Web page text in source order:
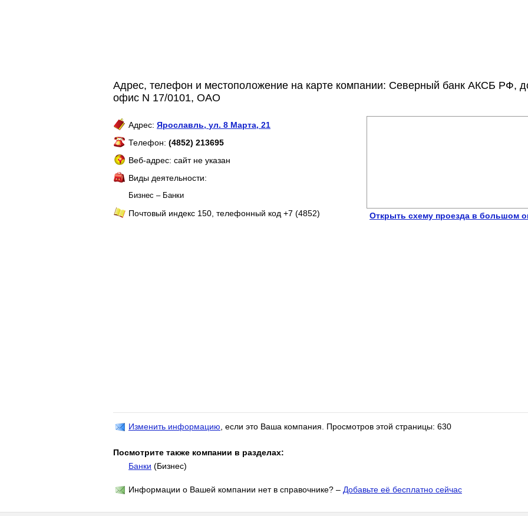
Адрес, телефон и местоположение на карте компании: Северный банк АКСБ РФ,
офис N 17/0101, ОАО
Адрес: Ярославль, ул. 8 Марта, 21
Телефон: (4852) 213695
Веб-адрес: сайт не указан
Виды деятельности:
Бизнес – Банки
Почтовый индекс 150, телефонный код +7 (4852) Открыть схему проезда в большом
Изменить информацию , если это Ваша компания. Просмотров этой страницы: 630
Посмотрите также компании в разделах:
Банки (Бизнес)
Информации о Вашей компании нет в справочнике? – Добавьте её бесплатно сейчас